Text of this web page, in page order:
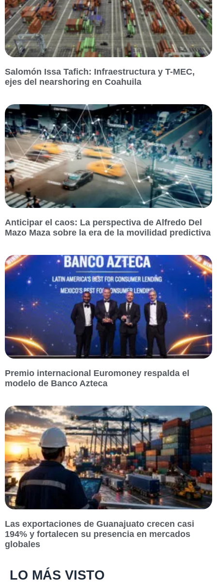
Salomón Issa Tafich: Infraestructura y T-MEC,
ejes del nearshoring en Coahuila
Anticipar el caos: La perspectiva de Alfredo Del
Mazo Maza sobre la era de la movilidad predictiva
Premio internacional Euromoney respalda el
modelo de Banco Azteca
Las exportaciones de Guanajuato crecen casi
194% y fortalecen su presencia en mercados
globales
LO MÁS VISTO